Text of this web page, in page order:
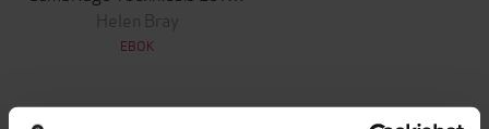
Helen Bray
EBOK